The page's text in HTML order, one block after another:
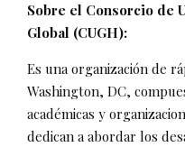
Sobre el Consorcio de
Global (CUGH):
Es una organización de
Washington, DC,
académicas y
dedican a abordar los